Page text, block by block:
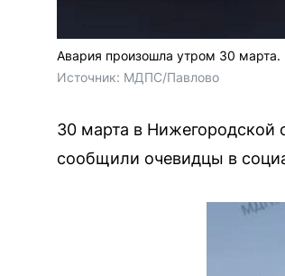
Авария произошла утром 30 марта.
Источник: МДПС/Павлово
30 марта в Нижегородской
сообщили очевидцы в